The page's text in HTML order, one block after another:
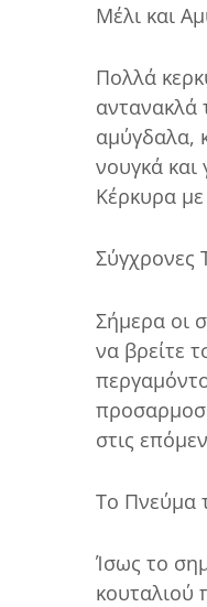
Μέλι και
Πολλά
αντανακλά
αμύγδαλα,
νουγκά
Κέρκυρα
Σύγχρονες
Σήμερα οι
να βρείτε
στις
Το Πνεύμα
Ίσως το
κουταλιού